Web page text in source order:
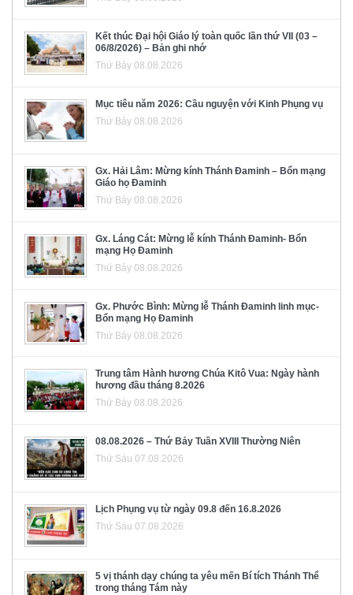
Kết thúc Đại hội Giáo lý toàn quốc lần thứ VII (03 –
06/8/2026) – Bản ghi nhớ
Thứ Bảy 08.08.2026
Mục tiêu năm 2026: Cầu nguyện với Kinh Phụng vụ
Thứ Bảy 08.08.2026
Gx. Hải Lâm: Mừng kính Thánh Đaminh – Bổn mạng
Giáo họ Đaminh
Thứ Bảy 08.08.2026
Gx. Láng Cát: Mừng lễ kính Thánh Đaminh- Bổn
mạng Họ Đaminh
Thứ Bảy 08.08.2026
Gx. Phước Bình: Mừng lễ Thánh Đaminh linh mục-
Bổn mạng Họ Đaminh
Thứ Bảy 08.08.2026
Trung tâm Hành hương Chúa Kitô Vua: Ngày hành
hương đầu tháng 8.2026
Thứ Bảy 08.08.2026
08.08.2026 – Thứ Bảy Tuần XVIII Thường Niên
Thứ Sáu 07.08.2026
Lịch Phụng vụ từ ngày 09.8 đến 16.8.2026
Thứ Sáu 07.08.2026
5 vị thánh dạy chúng ta yêu mến Bí tích Thánh Thể
trong tháng Tám này